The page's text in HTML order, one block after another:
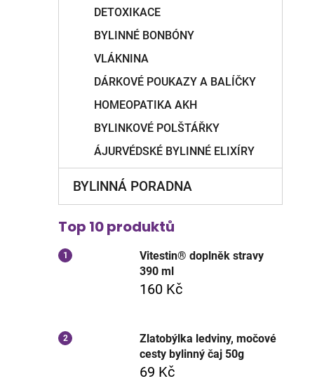
DETOXIKACE
BYLINNÉ BONBÓNY
VLÁKNINA
DÁRKOVÉ POUKAZY A BALÍČKY
HOMEOPATIKA AKH
BYLINKOVÉ POLŠTÁŘKY
ÁJURVÉDSKÉ BYLINNÉ ELIXÍRY
BYLINNÁ PORADNA
Top 10 produktů
Vitestin® doplněk stravy
390 ml
160 Kč
Zlatobýlka ledviny, močové
cesty bylinný čaj 50g
69 Kč